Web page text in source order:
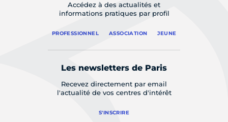
Accédez à des actualités et
informations pratiques par profil
PROFESSIONNEL ASSOCIATION JEUNE
Les newsletters de Paris
Recevez directement par email
l'actualité de vos centres d'intérêt
S'INSCRIRE